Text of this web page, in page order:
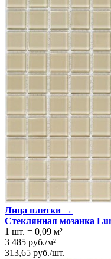
Лица плитки →
Стеклянная мозаика
1 шт. = 0,09 м²
3 485 руб./м²
313,65 руб./шт.